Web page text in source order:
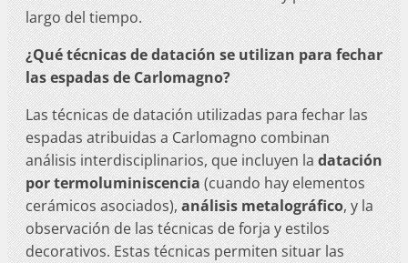
largo del tiempo.
¿Qué técnicas de datación se utilizan para fechar
las espadas de Carlomagno?
Las técnicas de datación utilizadas para fechar las
espadas atribuidas a Carlomagno combinan
análisis interdisciplinarios, que incluyen ladatación
por termoluminiscencia(cuando hay elementos
cerámicos asociados),análisis metalográfico, y la
observación de las técnicas de forja y estilos
decorativos. Estas técnicas permiten situar las